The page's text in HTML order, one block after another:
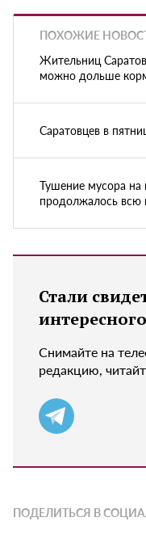
ПОХОЖИЕ
Жительниц
можно дольше
Саратовцев в
Тушение мусора на
продолжалось всю
Стали
Снимайте на
редакцию,
ПОДЕЛИТЬСЯ В